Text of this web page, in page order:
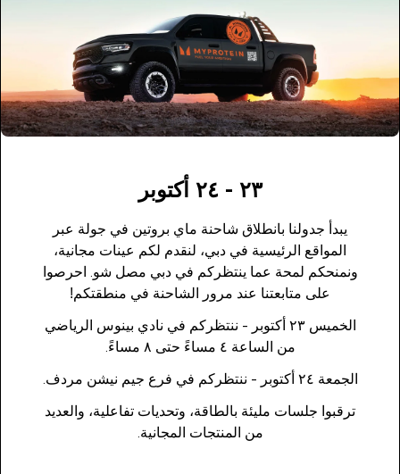
٢٣ - ٢٤ أكتوبر
يبدأ جدولنا بانطلاق شاحنة ماي بروتين في جولة عبر
المواقع الرئيسية في دبي، لنقدم لكم عينات مجانية،
ونمنحكم لمحة عما ينتظركم في دبي مصل شو. احرصوا
على متابعتنا عند مرور الشاحنة في منطقتكم!
الخميس ٢٣ أكتوبر - ننتظركم في نادي بينوس الرياضي
من الساعة ٤ مساءً حتى ٨ مساءً.
الجمعة ٢٤ أكتوبر - ننتظركم في فرع جيم نيشن مردف.
ترقبوا جلسات مليئة بالطاقة، وتحديات تفاعلية، والعديد
من المنتجات المجانية.